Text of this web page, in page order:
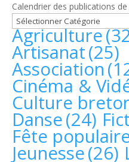
Calendrier des publications
Agriculture
Artisanat(25)
Association
Cinéma &
Culture
Danse(24)
Fête
Jeunesse(26)